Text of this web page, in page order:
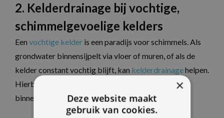
2. Kelderdrainage bij vochtige,
schimmelgevoelige kelders
Een vochtige kelder is een paradijs voor schimmels. Als
grondwater binnensijpelt via vloer of muren, of als de
kelder constant vochtig blijft, kan kelderdrainagehelpen.
Hierbij wordt een systeem geplaatst dat het
binnendringend vocht actief afvoert.
×
Deze website maakt
gebruik van cookies.